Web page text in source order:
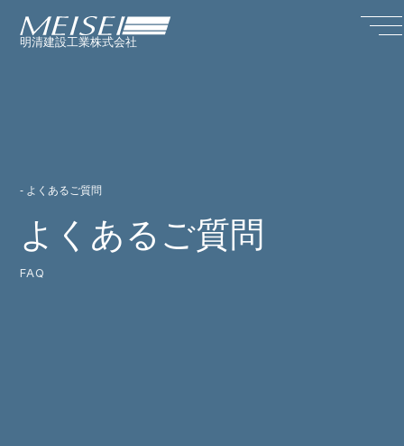
明清建設工業株式会社
- よくあるご質問
よくあるご質問
FAQ